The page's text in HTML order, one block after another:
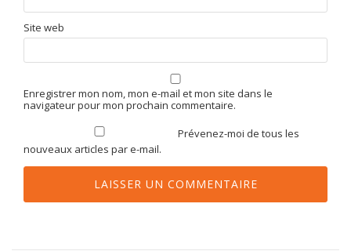
Site web
Enregistrer mon nom, mon e-mail et mon site dans le
navigateur pour mon prochain commentaire.
Prévenez-moi de tous les
nouveaux articles par e-mail.